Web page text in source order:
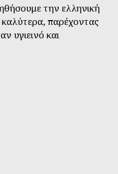
την ελληνική
καλύτερα, παρέχοντας
υγιεινό και